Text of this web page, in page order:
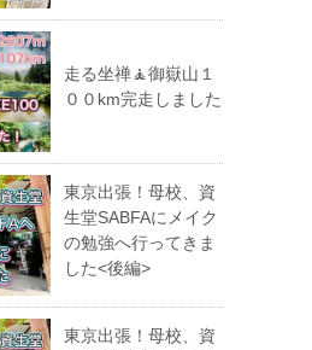
走る坐禅🧘御嶽山１
００km完走しました
東京出張！母校、資
生堂SABFAにメイク
の勉強へ行ってきま
した<後編>
東京出張！母校、資